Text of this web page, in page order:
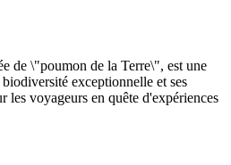
de \"poumon de la Terre\", est une
exceptionnelle et ses
les voyageurs en quête d'expériences